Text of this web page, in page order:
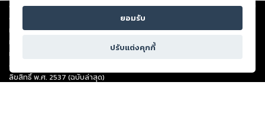
Copyright ©2026Storylog Co., Ltd. - สตอรี่ล็อกขอสงวนสิทธิ์ไม่รับผิดชอบ
ต่อผลงานหรือเนื้อหาใดที่อัปโหลดผ่านเว็บไซต์และปรากฏว่าละเมิดสิทธิใน
ทรัพย์สินทางปัญญาของบุคคลอื่นหรือขัดต่อกฎหมายและศีลธรรม ดังนั้น ผู้อ่าน
ทุกท่านโปรดใช้วิจารณญาณในการกลั่นกรองด้วยตนเอง และหากท่านพบว่าส่วน
หนึ่งส่วนใดขัดต่อกฎหมายและศีลธรรม กรุณาแจ้งมายังบริษัท เพื่อทีมงานจะได้
ดำเนินการในทันที ทั้งนี้ ทางสตอรี่ล็อกขอสงวนลิขสิทธิ์ตามพระราชบัญญัติ
ลิขสิทธิ์ พ.ศ. 2537 (ฉบับล่าสุด)
ยอมรับ
ปรับแต่งคุกกี้